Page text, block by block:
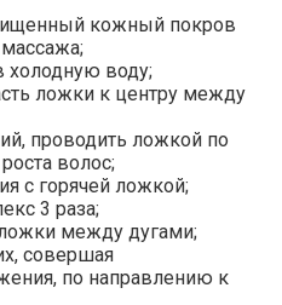
кожный покров
холодную воду;
ложки к центру между
проводить ложкой по
волос;
с горячей ложкой;
3 раза;
ложки между дугами;
совершая
по направлению к